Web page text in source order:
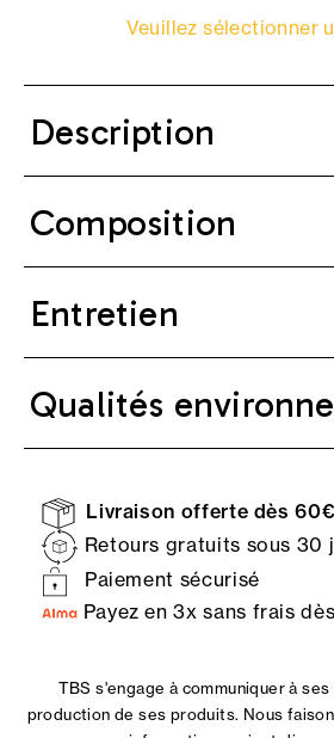
Veuillez sélectionner
Description
Composition
Entretien
Qualités
Livraison offerte dès
Retours gratuits sous 30
Paiement sécurisé
Payez en 3x sans frais
TBS s'engage à communiquer à
production de ses produits. Nous